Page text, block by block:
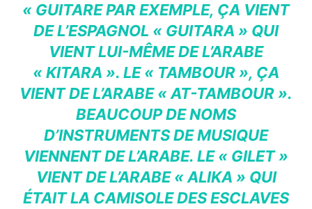
« GUITARE PAR EXEMPLE, ÇA VIENT
DE L’ESPAGNOL « GUITARA » QUI
VIENT LUI-MÊME DE L’ARABE
« KITARA ». LE « TAMBOUR », ÇA
VIENT DE L’ARABE « AT-TAMBOUR ».
BEAUCOUP DE NOMS
D’INSTRUMENTS DE MUSIQUE
VIENNENT DE L’ARABE. LE « GILET »
VIENT DE L’ARABE « ALIKA » QUI
ÉTAIT LA CAMISOLE DES ESCLAVES